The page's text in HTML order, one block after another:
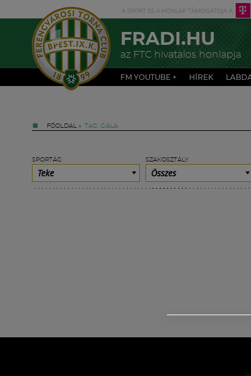
FRADI.HU
az FTC hivatalos honlapja
FM YOUTUBE + HÍREK
FŐOLDAL » TAG: GÁLA
SPORTÁG
Teke
SZAKOSZTÁLY
Összes